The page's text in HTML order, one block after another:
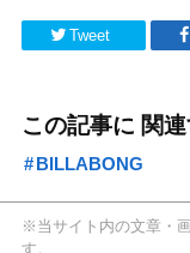
Tweet
この記事に 関
BILLABONG
※当サイト内の文章・
す。